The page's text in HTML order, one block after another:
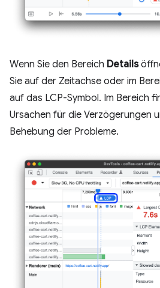
Wenn Sie den Bereich Details
Sie auf der Zeitachse oder im
auf das LCP-Symbol. Im Bereich
Ursachen für die Verzögerungen
Behebung der Probleme.